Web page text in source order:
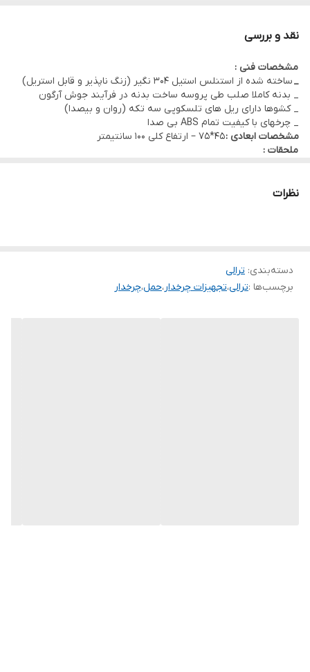
نقد و بررسی
مشخصات فنی :
_ساخته شده از استنلس استیل 304 نگیر (زنگ ناپذیر و قابل استریل)
_ بدنه کاملا صلب طی پروسه ساخت بدنه در فرآیند جوش آرگون
_ کشوها دارای ریل های تلسکوپی سه تکه (روان و بیصدا)
_ چرخهای با کیفیت تمام ABS بی صدا
مشخصات ابعادی :
ملحقات :
✓ سه راهی برق
نظرات
دسته‌بندی: ترالی
برچسب‌ها :ترالی،تجهیزات چرخدار،حمل،چرخدار